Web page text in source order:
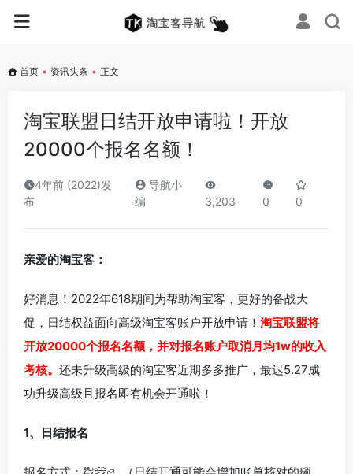
首页 • 资讯头条 • 正文
淘宝联盟日结开放申请啦！开放
20000个报名名额！
4年前 (2022)发
布
导航小
编
3,203 0 0
亲爱的淘宝客：
好消息！2022年618期间为帮助淘宝客，更好的备战大
促，日结权益面向高级淘宝客账户开放申请！ 淘宝联盟将
开放20000个报名名额，并对报名账户取消月均1w的收入
考核。 还未升级高级的淘宝客近期多多推广，最迟5.27成
功升级高级且报名即有机会开通啦！
1、日结报名